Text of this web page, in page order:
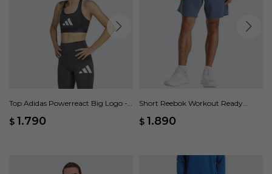
Top Adidas Powerreact Big Logo -
$ 1.790
Short Reebok Workout Ready
$ 1.890